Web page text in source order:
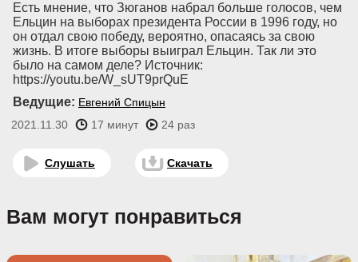
Есть мнение, что Зюганов набрал больше голосов, чем
Ельцин на выборах президента России в 1996 году, но
он отдал свою победу, вероятно, опасаясь за свою
жизнь. В итоге выборы выиграл Ельцин. Так ли это
было на самом деле? Источник:
https://youtu.be/W_sUT9prQuE
Ведущие: Евгений Спицын
2021.11.30
17 минут 24 раз
Слушать Скачать
Вам могут понравиться